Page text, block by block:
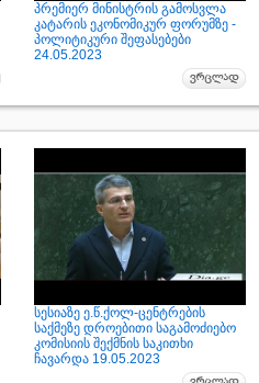
პრემიერ მინისტრის გამოსვლა
კატარის ეკონომიკურ ფორუმზე -
პოლიტიკური შეფასებები
24.05.2023
სესიაზე ე.წ.ქოლ-ცენტრების
საქმეზე დროებითი საგამოძიებო
კომისიის შექმნის საკითხი
ჩავარდა 19.05.2023